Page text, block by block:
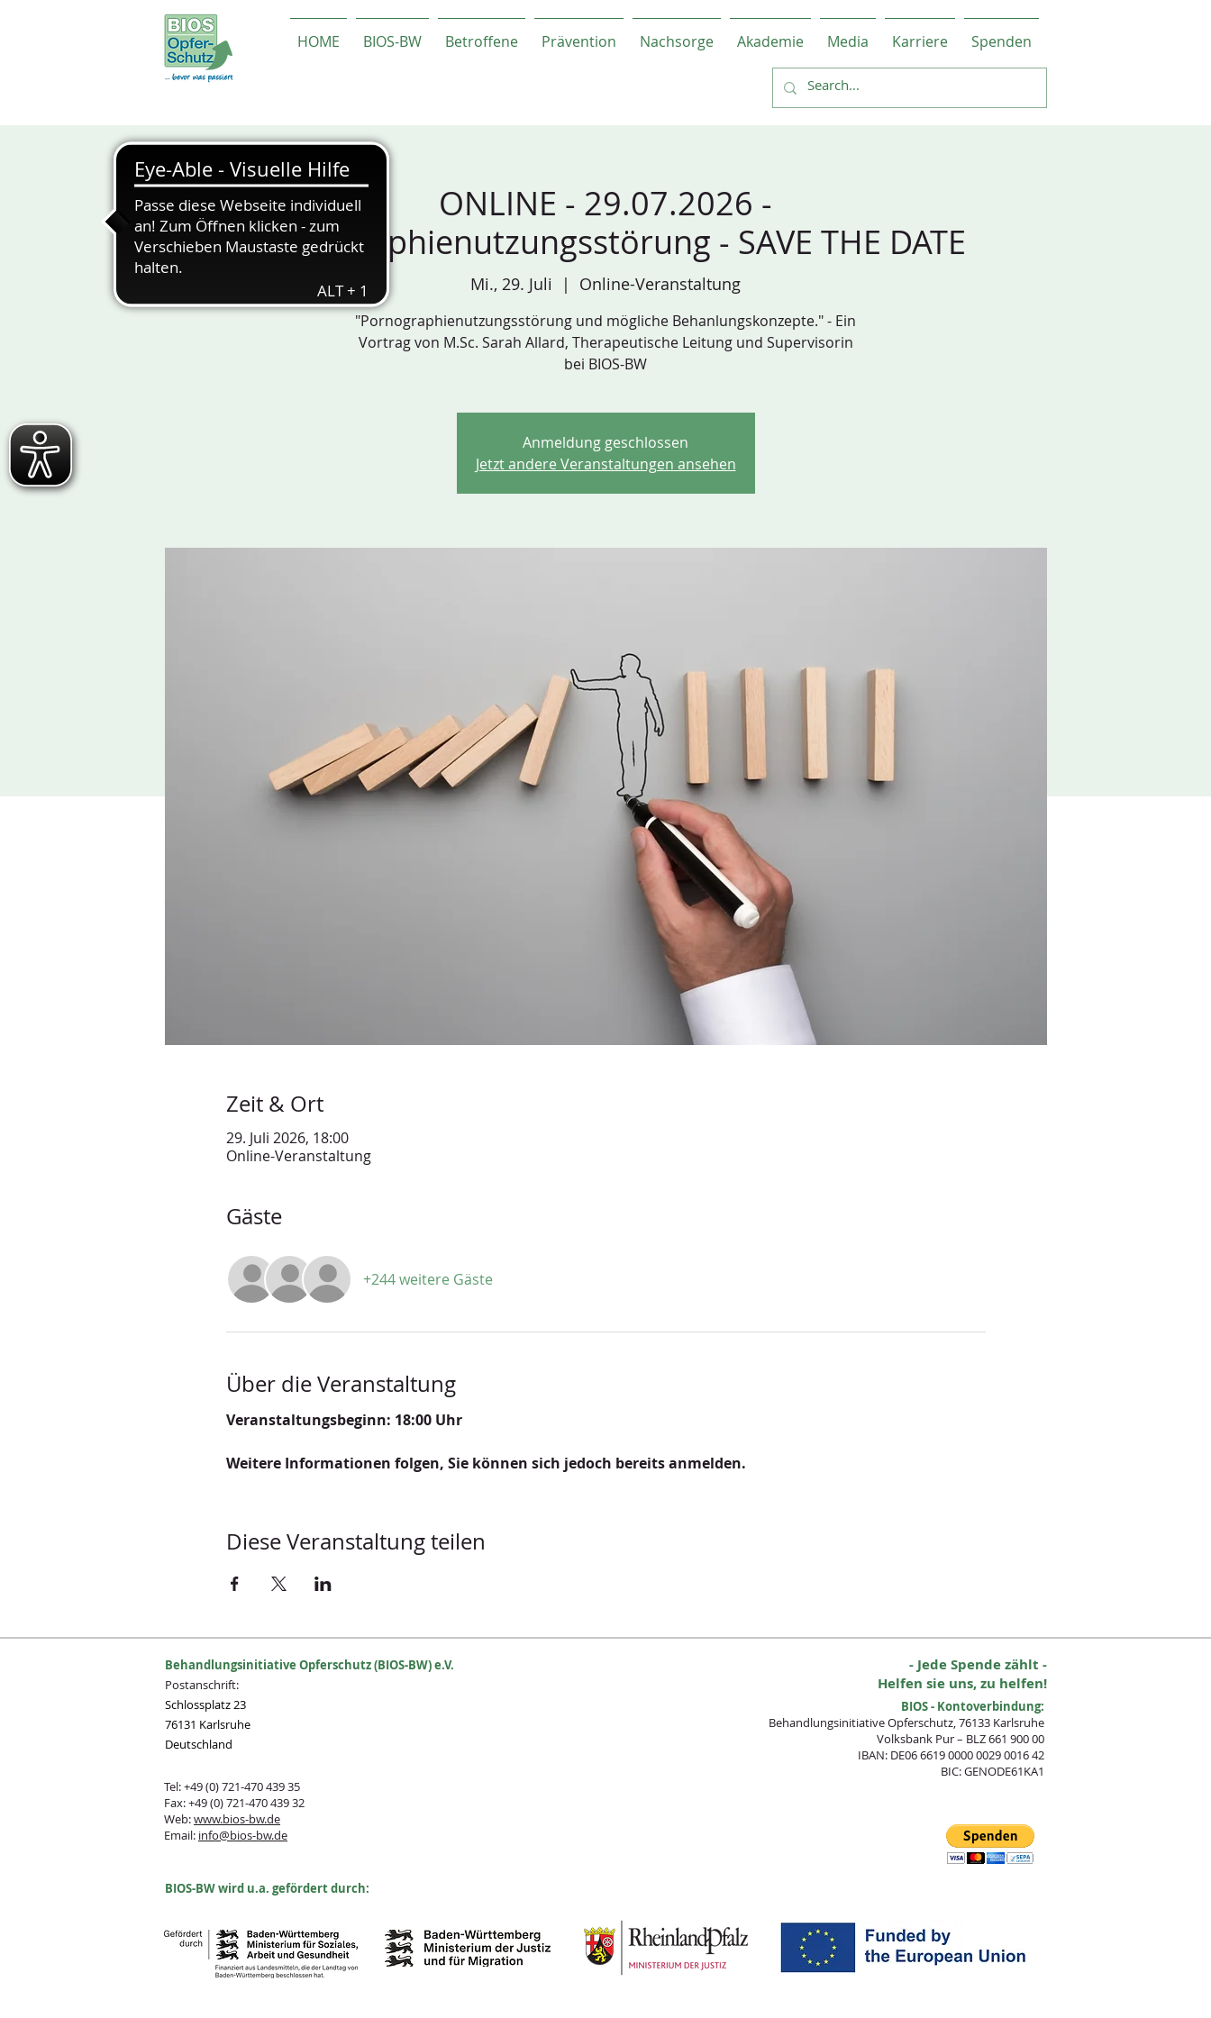
HOME BIOS-BW Betroffene Prävention Nachsorge Akademie Media Karriere Spenden
ONLINE - 29.07.2026 -
Pornographienutzungsstörung - SAVE THE DATE
Mi., 29. Juli
  |
Online-Veranstaltung
"Pornographienutzungsstörung und mögliche Behanlungskonzepte." - Ein
Vortrag von M.Sc. Sarah Allard, Therapeutische Leitung und Supervisorin
bei BIOS-BW
Anmeldung geschlossen
Jetzt andere Veranstaltungen ansehen
Zeit & Ort
29. Juli 2026, 18:00
Online-Veranstaltung
Gäste
+244 weitere Gäste
Über die Veranstaltung
Veranstaltungsbeginn: 18:00 Uhr
Weitere Informationen folgen, Sie können sich jedoch bereits anmelden.
Diese Veranstaltung teilen
Behandlungsinitiative Opferschutz (BIOS-BW) e.V.
Postanschrift:
Schlossplatz 23
76131 Karlsruhe
Deutschland
Tel: +49 (0) 721-470 439 35
Fax: +49 (0) 721-470 439 32
Web:www.bios-bw.de
Email: info@bios-bw.de
- Jede Spende zählt -
Helfen sie uns, zu helfen!
BIOS - Kontoverbindung:
Behandlungsinitiative Opferschutz, 76133 Karlsruhe
Volksbank Pur – BLZ 661 900 00
IBAN: DE06 6619 0000 0029 0016 42
BIC: GENODE61KA1
BIOS-BW wird u.a. gefördert durch: